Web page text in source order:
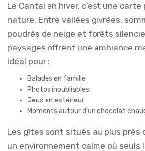
Le Cantal en hiver, c’est une
nature. Entre vallées givrées,
poudrés de neige et forêts
paysages offrent une ambiance
Idéal pour :
Balades en famille
Photos inoubliables
Jeux en extérieur
Moments autour d’un chocolat
Les gîtes sont situés au plus près
un environnement calme où seuls